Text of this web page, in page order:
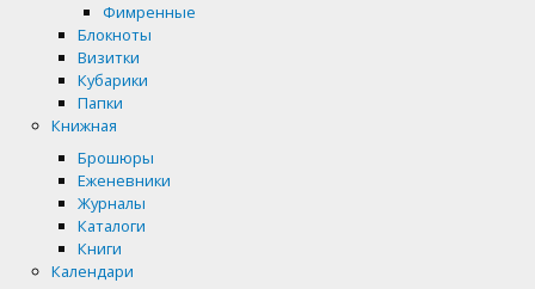
Фимренные
Блокноты
Визитки
Кубарики
Папки
Книжная
Брошюры
Еженевники
Журналы
Каталоги
Книги
Календари